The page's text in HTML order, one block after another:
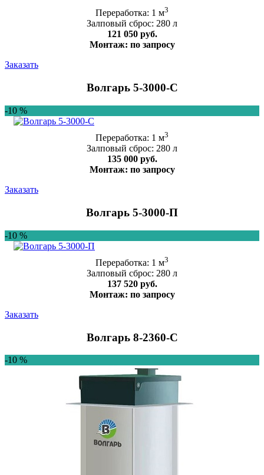
Переработка: 1 м3
Залповый сброс: 280 л
121 050 руб.
Монтаж: по запросу
Заказать
Волгарь 5-3000-C
-10 %
Переработка: 1 м3
Залповый сброс: 280 л
135 000 руб.
Монтаж: по запросу
Заказать
Волгарь 5-3000-П
-10 %
Переработка: 1 м3
Залповый сброс: 280 л
137 520 руб.
Монтаж: по запросу
Заказать
Волгарь 8-2360-C
-10 %